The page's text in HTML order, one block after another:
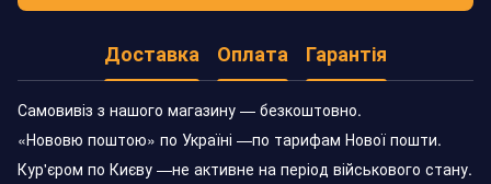
Доставка Оплата Гарантія
Самовивіз з нашого магазину — безкоштовно.
«Нововю поштою» по Україні —по тарифам Нової пошти.
Кур'єром по Києву —не активне на період військового стану.